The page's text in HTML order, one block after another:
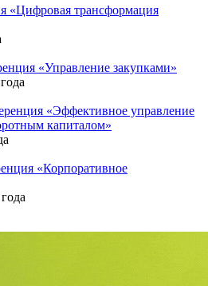
«Цифровая трансформация
«Управление закупками»
«Эффективное управление
капиталом»
«Корпоративное